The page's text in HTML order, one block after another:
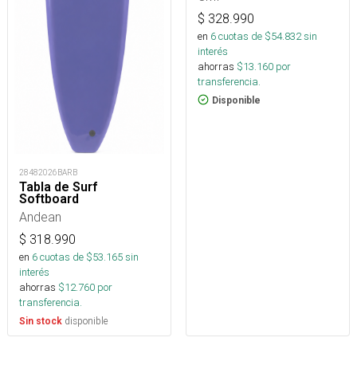
28482026BARB
Tabla de Surf
Softboard
Andean
$ 318.990
en 6cuotas de $53.165sin
interés
ahorras $12.760 por
transferencia.
Sin stock disponible
$ 328.990
en 6cuotas de $54.832sin
interés
ahorras $13.160 por
transferencia.
Disponible